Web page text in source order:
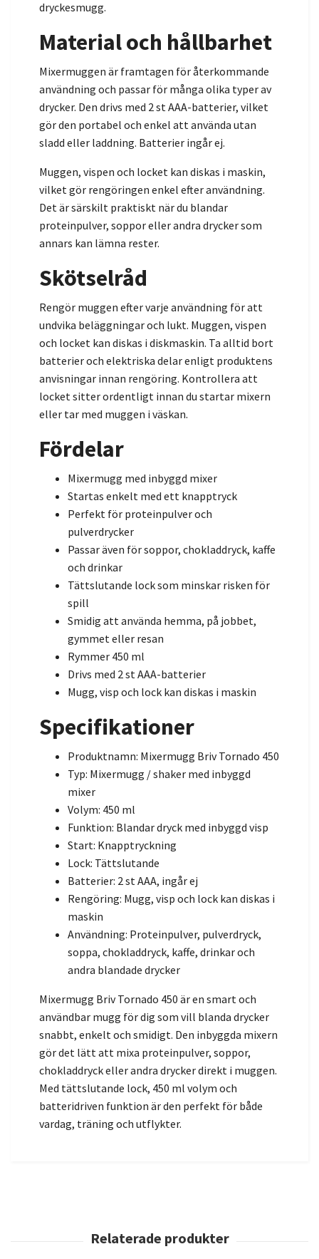
dryckesmugg.
Material och hållbarhet
Mixermuggen är framtagen för återkommande
användning och passar för många olika typer av
drycker. Den drivs med 2 st AAA-batterier, vilket
gör den portabel och enkel att använda utan
sladd eller laddning. Batterier ingår ej.
Muggen, vispen och locket kan diskas i maskin,
vilket gör rengöringen enkel efter användning.
Det är särskilt praktiskt när du blandar
proteinpulver, soppor eller andra drycker som
annars kan lämna rester.
Skötselråd
Rengör muggen efter varje användning för att
undvika beläggningar och lukt. Muggen, vispen
och locket kan diskas i diskmaskin. Ta alltid bort
batterier och elektriska delar enligt produktens
anvisningar innan rengöring. Kontrollera att
locket sitter ordentligt innan du startar mixern
eller tar med muggen i väskan.
Fördelar
Mixermugg med inbyggd mixer
Startas enkelt med ett knapptryck
Perfekt för proteinpulver och
pulverdrycker
Passar även för soppor, chokladdryck, kaffe
och drinkar
Tättslutande lock som minskar risken för
spill
Smidig att använda hemma, på jobbet,
gymmet eller resan
Rymmer 450 ml
Drivs med 2 st AAA-batterier
Mugg, visp och lock kan diskas i maskin
Specifikationer
Produktnamn: Mixermugg Briv Tornado 450
Typ: Mixermugg / shaker med inbyggd
mixer
Volym: 450 ml
Funktion: Blandar dryck med inbyggd visp
Start: Knapptryckning
Lock: Tättslutande
Batterier: 2 st AAA, ingår ej
Rengöring: Mugg, visp och lock kan diskas i
maskin
Användning: Proteinpulver, pulverdryck,
soppa, chokladdryck, kaffe, drinkar och
andra blandade drycker
Mixermugg Briv Tornado 450 är en smart och
användbar mugg för dig som vill blanda drycker
snabbt, enkelt och smidigt. Den inbyggda mixern
gör det lätt att mixa proteinpulver, soppor,
chokladdryck eller andra drycker direkt i muggen.
Med tättslutande lock, 450 ml volym och
batteridriven funktion är den perfekt för både
vardag, träning och utflykter.